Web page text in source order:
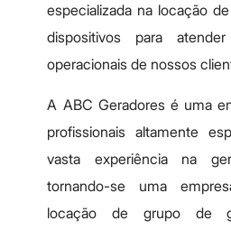
especializada na locação
dispositivos para
operacionais de nossos
A ABC Geradores é uma
profissionais altamente
vasta experiência na
tornando-se uma
locação de grupo de